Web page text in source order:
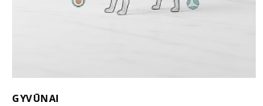
GYVŪNAI